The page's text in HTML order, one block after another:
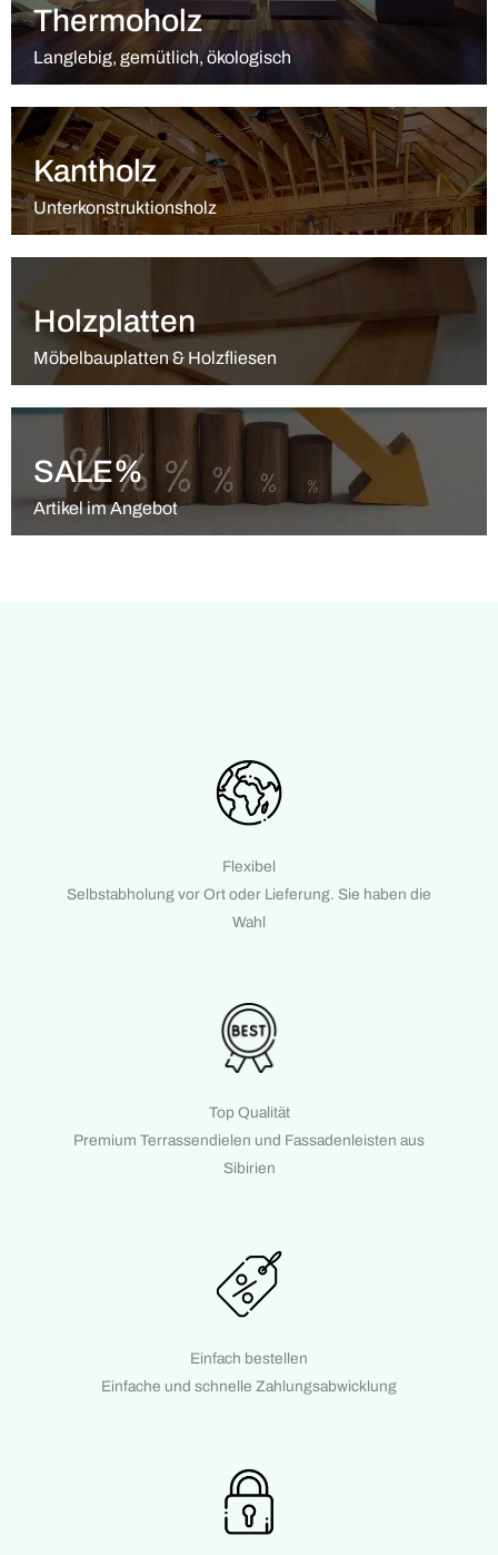
Thermoholz
Langlebig, gemütlich, ökologisch
Kantholz
Unterkonstruktionsholz
Holzplatten
Möbelbauplatten & Holzfliesen
SALE%
Artikel im Angebot
Flexibel
Selbstabholung vor Ort oder Lieferung. Sie haben die
Wahl
Top Qualität
Premium Terrassendielen und Fassadenleisten aus
Sibirien
Einfach bestellen
Einfache und schnelle Zahlungsabwicklung